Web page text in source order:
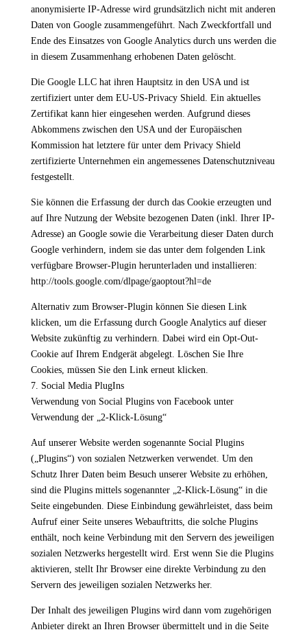
anonymisierte IP-Adresse wird grundsätzlich nicht mit anderen
Daten von Google zusammengeführt. Nach Zweckfortfall und
Ende des Einsatzes von Google Analytics durch uns werden die
in diesem Zusammenhang erhobenen Daten gelöscht.
Die Google LLC hat ihren Hauptsitz in den USA und ist
zertifiziert unter dem EU-US-Privacy Shield. Ein aktuelles
Zertifikat kann hier eingesehen werden. Aufgrund dieses
Abkommens zwischen den USA und der Europäischen
Kommission hat letztere für unter dem Privacy Shield
zertifizierte Unternehmen ein angemessenes Datenschutzniveau
festgestellt.
Sie können die Erfassung der durch das Cookie erzeugten und
auf Ihre Nutzung der Website bezogenen Daten (inkl. Ihrer IP-
Adresse) an Google sowie die Verarbeitung dieser Daten durch
Google verhindern, indem sie das unter dem folgenden Link
verfügbare Browser-Plugin herunterladen und installieren:
http://tools.google.com/dlpage/gaoptout?hl=de
Alternativ zum Browser-Plugin können Sie diesen Link
klicken, um die Erfassung durch Google Analytics auf dieser
Website zukünftig zu verhindern. Dabei wird ein Opt-Out-
Cookie auf Ihrem Endgerät abgelegt. Löschen Sie Ihre
Cookies, müssen Sie den Link erneut klicken.
7. Social Media PlugIns
Verwendung von Social Plugins von Facebook unter
Verwendung der „2-Klick-Lösung“
Auf unserer Website werden sogenannte Social Plugins
(„Plugins“) von sozialen Netzwerken verwendet. Um den
Schutz Ihrer Daten beim Besuch unserer Website zu erhöhen,
sind die Plugins mittels sogenannter „2-Klick-Lösung“ in die
Seite eingebunden. Diese Einbindung gewährleistet, dass beim
Aufruf einer Seite unseres Webauftritts, die solche Plugins
enthält, noch keine Verbindung mit den Servern des jeweiligen
sozialen Netzwerks hergestellt wird. Erst wenn Sie die Plugins
aktivieren, stellt Ihr Browser eine direkte Verbindung zu den
Servern des jeweiligen sozialen Netzwerks her.
Der Inhalt des jeweiligen Plugins wird dann vom zugehörigen
Anbieter direkt an Ihren Browser übermittelt und in die Seite